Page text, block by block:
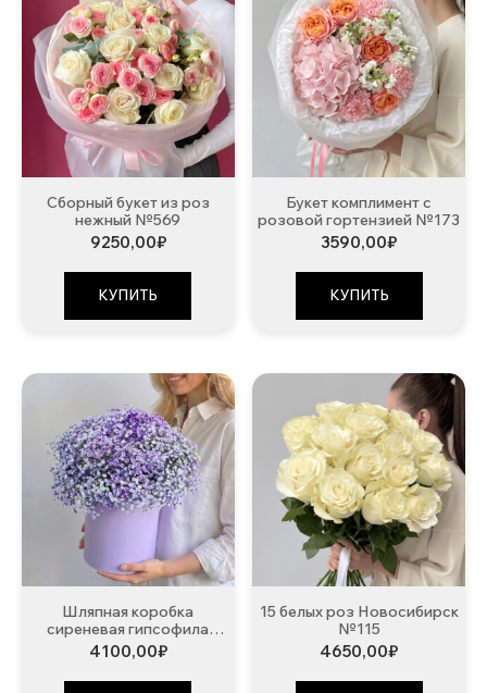
Сборный букет из роз
нежный №569
9250,00₽
КУПИТЬ
Букет комплимент с
розовой гортензией №173
3590,00₽
КУПИТЬ
Шляпная коробка
сиреневая гипсофила
№108
4100,00₽
15 белых роз Новосибирск
№115
4650,00₽